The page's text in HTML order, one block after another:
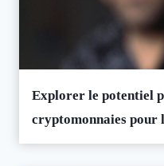
Explorer le potentiel
cryptomonnaies pour